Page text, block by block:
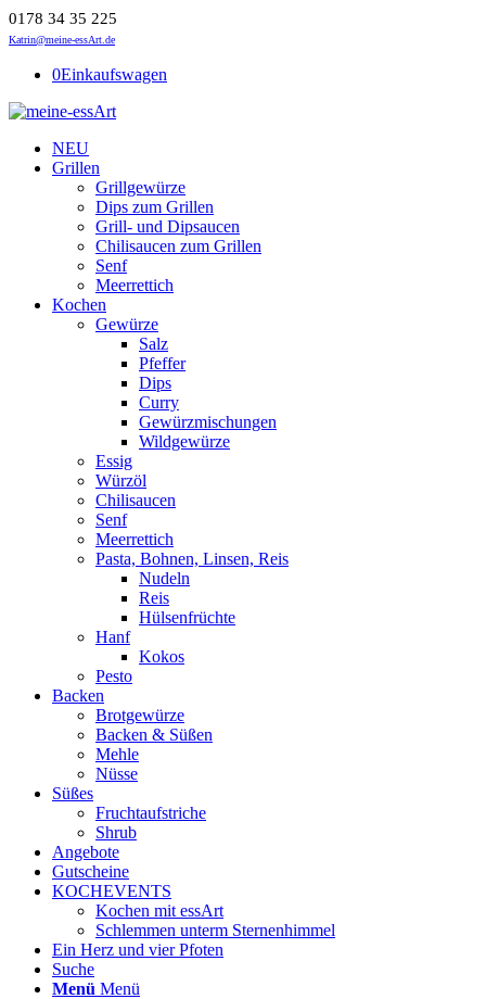
0178 34 35 225
Katrin@meine-essArt.de
0Einkaufswagen
NEU
Grillen
Grillgewürze
Dips zum Grillen
Grill- und Dipsaucen
Chilisaucen zum Grillen
Senf
Meerrettich
Kochen
Gewürze
Salz
Pfeffer
Dips
Curry
Gewürzmischungen
Wildgewürze
Essig
Würzöl
Chilisaucen
Senf
Meerrettich
Pasta, Bohnen, Linsen, Reis
Nudeln
Reis
Hülsenfrüchte
Hanf
Kokos
Pesto
Backen
Brotgewürze
Backen & Süßen
Mehle
Nüsse
Süßes
Fruchtaufstriche
Shrub
Angebote
Gutscheine
KOCHEVENTS
Kochen mit essArt
Schlemmen unterm Sternenhimmel
Ein Herz und vier Pfoten
Suche
Menü Menü